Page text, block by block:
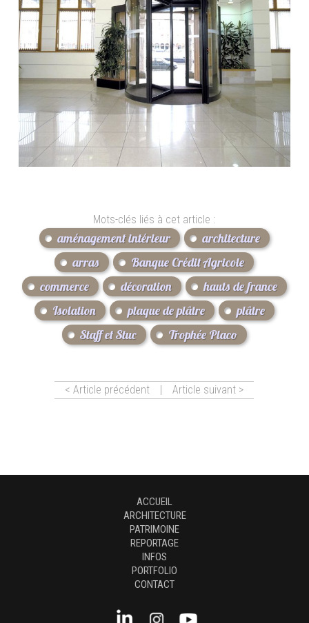
Mots-clés liés à cet article :
aménagement intérieur
architecture
arras
Banque Crédit Agricole
commerce
décoration
hauts de france
Isolation
plaque de plâtre
plâtre
Staff et Stuc
Trophée Placo
< Article précédent | Article suivant >
ACCUEIL
ARCHITECTURE
PATRIMOINE
REPORTAGE
INFOS
PORTFOLIO
CONTACT